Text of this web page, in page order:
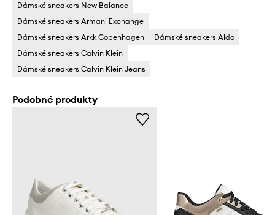
Dámské sneakers New Balance
Dámské sneakers Armani Exchange
Dámské sneakers Arkk Copenhagen
Dámské sneakers Aldo
Dámské sneakers Calvin Klein
Dámské sneakers Calvin Klein Jeans
Podobné produkty